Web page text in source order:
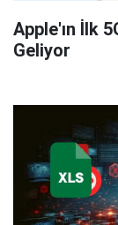
Apple'ın İlk
Geliyor